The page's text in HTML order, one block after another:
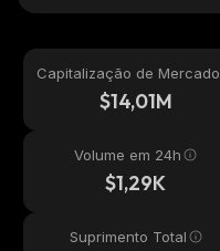
Capitalização de Mercado
$14,01M
Volume em 24h
$1,29K
Suprimento Total